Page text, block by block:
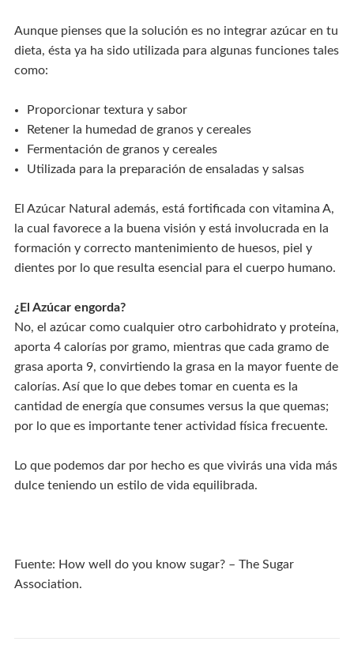
Aunque pienses que la solución es no integrar azúcar en tu
dieta, ésta ya ha sido utilizada para algunas funciones tales
como:
Proporcionar textura y sabor
Retener la humedad de granos y cereales
Fermentación de granos y cereales
Utilizada para la preparación de ensaladas y salsas
El Azúcar Natural además, está fortificada con vitamina A,
la cual favorece a la buena visión y está involucrada en la
formación y correcto mantenimiento de huesos, piel y
dientes por lo que resulta esencial para el cuerpo humano.
¿El Azúcar engorda?
No, el azúcar como cualquier otro carbohidrato y proteína,
aporta 4 calorías por gramo, mientras que cada gramo de
grasa aporta 9, convirtiendo la grasa en la mayor fuente de
calorías. Así que lo que debes tomar en cuenta es la
cantidad de energía que consumes versus la que quemas;
por lo que es importante tener actividad física frecuente.
Lo que podemos dar por hecho es que vivirás una vida más
dulce teniendo un estilo de vida equilibrada.
Fuente: How well do you know sugar? – The Sugar
Association.